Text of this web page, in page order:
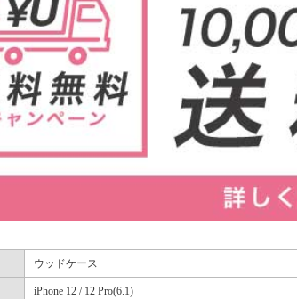
ウッドケース
iPhone 12 / 12 Pro(6.1)